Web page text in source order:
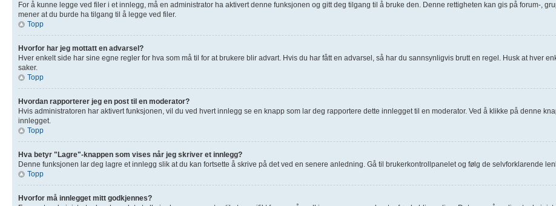
For å kunne legge ved filer i et innlegg, må en administrator ha aktivert denne funksjonen og gitt deg tilgang til å bruke den. Denne rettigheten kan gis på forum-,
mener at du burde ha tilgang til å legge ved filer.
Topp
Hvorfor har jeg mottatt en advarsel?
Hver enkelt side har sine egne regler for hva som må til for at brukere blir advart. Hvis du har fått en advarsel, så har du sannsynligvis brutt en regel. Husk at hver
saker.
Topp
Hvordan rapporterer jeg en post til en moderator?
Hvis administratoren har aktivert funksjonen, vil du ved hvert innlegg se en knapp som lar deg rapportere dette innlegget til en moderator. Ved å klikke på denne
innlegget.
Topp
Hva betyr "Lagre"-knappen som vises når jeg skriver et innlegg?
Denne funksjonen lar deg lagre et innlegg slik at du kan fortsette å skrive på det ved en senere anledning. Gå til brukerkontrollpanelet og følg de selvforklarende
Topp
Hvorfor må innlegget mitt godkjennes?